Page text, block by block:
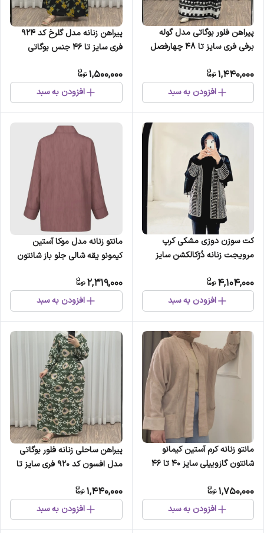
پیراهن فلور بوگاتی مدل گوله
برفی فری سایز تا 48 چهارفصل
اندازی بند کمر قابل تنظیم زنانه
1,440,000
افزودن به سبد
پیراهن زنانه مدل گلرخ کد 924
فری سایز تا 46 جنس بوگاتی
بدون آبرفت و رنگ رفت سایه
1,500,000
افزودن به سبد
کت سوزن دوزی مشکی کرپ
مرویجت زنانه دُرّکالکشن سایز
4,104,000
افزودن به سبد
مانتو زنانه مدل موکا آستین
کیمونو یقه شالی جلو باز شانتون
2,319,000
افزودن به سبد
مانتو زنانه کرم آستین کیمانو
شانتون گازوییلی سایز 40 تا 46
1,750,000
افزودن به سبد
پیراهن ساحلی زنانه فلور بوگاتی
مدل افسون کد 920 فری سایز تا
چروک و آبرفت و رنگ رفت بدون
1,440,000
افزودن به سبد